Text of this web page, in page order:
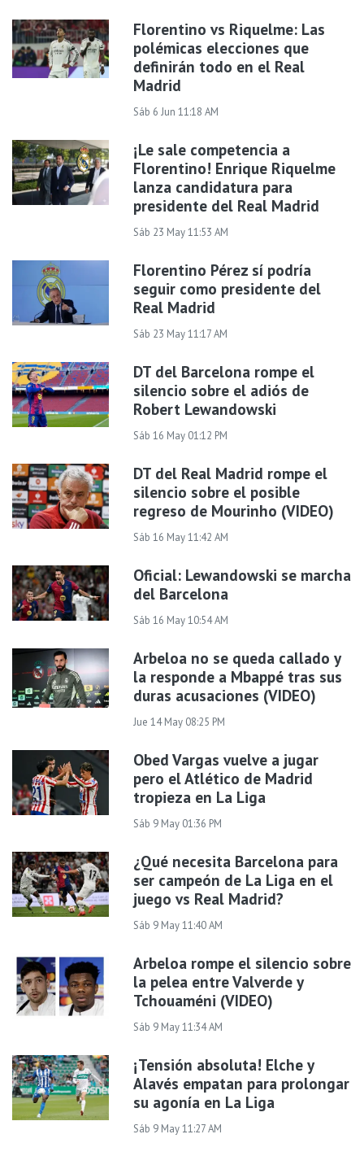
Florentino vs Riquelme: Las
polémicas elecciones que
definirán todo en el Real
Madrid
Sáb 6 Jun 11:18 AM
¡Le sale competencia a
Florentino! Enrique Riquelme
lanza candidatura para
presidente del Real Madrid
Sáb 23 May 11:53 AM
Florentino Pérez sí podría
seguir como presidente del
Real Madrid
Sáb 23 May 11:17 AM
DT del Barcelona rompe el
silencio sobre el adiós de
Robert Lewandowski
Sáb 16 May 01:12 PM
DT del Real Madrid rompe el
silencio sobre el posible
regreso de Mourinho (VIDEO)
Sáb 16 May 11:42 AM
Oficial: Lewandowski se marcha
del Barcelona
Sáb 16 May 10:54 AM
Arbeloa no se queda callado y
la responde a Mbappé tras sus
duras acusaciones (VIDEO)
Jue 14 May 08:25 PM
Obed Vargas vuelve a jugar
pero el Atlético de Madrid
tropieza en La Liga
Sáb 9 May 01:36 PM
¿Qué necesita Barcelona para
ser campeón de La Liga en el
juego vs Real Madrid?
Sáb 9 May 11:40 AM
Arbeloa rompe el silencio sobre
la pelea entre Valverde y
Tchouaméni (VIDEO)
Sáb 9 May 11:34 AM
¡Tensión absoluta! Elche y
Alavés empatan para prolongar
su agonía en La Liga
Sáb 9 May 11:27 AM